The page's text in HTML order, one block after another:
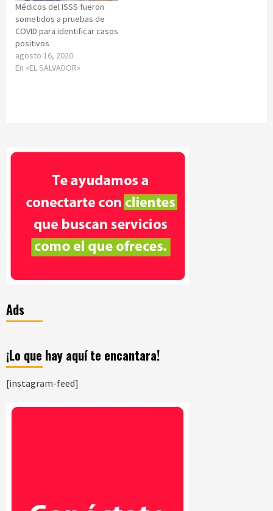
Médicos del ISSS fueron
sometidos a pruebas de
COVID para identificar casos
positivos
agosto 16, 2020
En «EL SALVADOR»
Ads
¡Lo que hay aquí te encantara!
[instagram-feed]